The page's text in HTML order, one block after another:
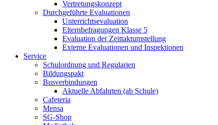
Vertretungskonzept
Durchgeführte Evaluationen
Unterrichtsevaluation
Elternbefragungen Klasse 5
Evaluation der Zeittaktumstellung
Externe Evaluationen und Inspektionen
Service
Schulordnung und Regularien
Bildungspakt
Busverbindungen
Aktuelle Abfahrten (ab Schule)
Cafeteria
Mensa
SG-Shop